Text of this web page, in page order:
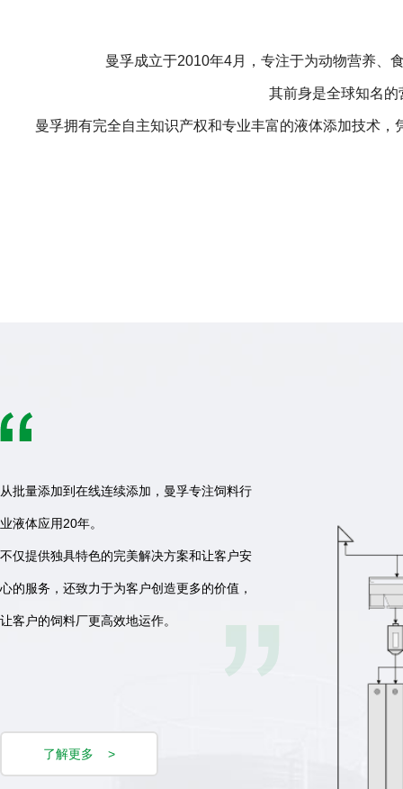
曼孚成立于2010年4月，专注于为动物营养、
其前身是全球知名
曼孚拥有完全自主知识产权和专业丰富的液体添加技术
从批量添加到在线连续添加，曼孚专注饲料行
业液体应用20年。
不仅提供独具特色的完美解决方案和让客户安
心的服务，还致力于为客户创造更多的价值，
让客户的饲料厂更高效地运作。
了解更多 >